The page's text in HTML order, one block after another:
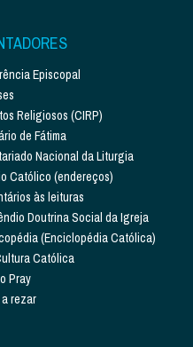
Episcopal
Religiosos (CIRP)
de Fátima
Nacional da Liturgia
Católico (endereços)
às leituras
Doutrina Social da Igreja
(Enciclopédia Católica)
Católica
Pray
rezar